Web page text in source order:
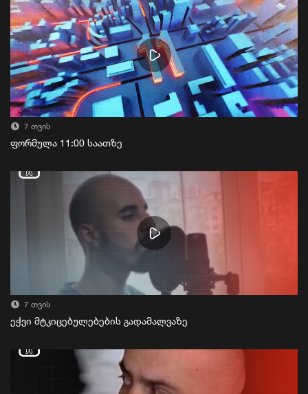
7 თვის
ფორმულა 11:00 საათზე
7 თვის
ეჭვი მტკიცებულებების გადამალვაზე